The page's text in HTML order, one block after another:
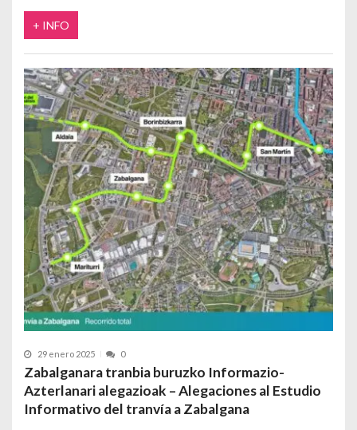
+ INFO
29 enero 2025 0
Zabalganara tranbia buruzko Informazio-
Azterlanari alegazioak – Alegaciones al Estudio
Informativo del tranvía a Zabalgana